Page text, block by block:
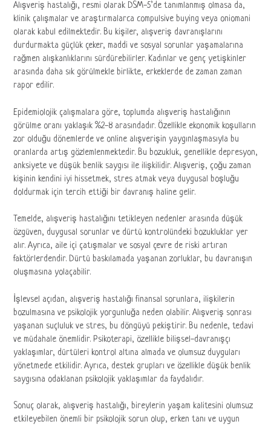
Alışveriş hastalığı, resmi olarak DSM-5’de tanımlanmış olmasa da,
klinik çalışmalar ve araştırmalarca compulsive buying veya oniomani
olarak kabul edilmektedir. Bu kişiler, alışveriş davranışlarını
durdurmakta güçlük çeker, maddi ve sosyal sorunlar yaşamalarına
rağmen alışkanlıklarını sürdürebilirler. Kadınlar ve genç yetişkinler
arasında daha sık görülmekle birlikte, erkeklerde de zaman zaman
rapor edilir.
Epidemiolojik çalışmalara göre, toplumda alışveriş hastalığının
görülme oranı yaklaşık %2-8 arasındadır. Özellikle ekonomik koşulların
zor olduğu dönemlerde ve online alışverişin yaygınlaşmasıyla bu
oranlarda artış gözlemlenmektedir. Bu bozukluk, genellikle depresyon,
anksiyete ve düşük benlik saygısı ile ilişkilidir. Alışveriş, çoğu zaman
kişinin kendini iyi hissetmek, stres atmak veya duygusal boşluğu
doldurmak için tercih ettiği bir davranış haline gelir.
Temelde, alışveriş hastalığını tetikleyen nedenler arasında düşük
özgüven, duygusal sorunlar ve dürtü kontrolündeki bozukluklar yer
alır. Ayrıca, aile içi çatışmalar ve sosyal çevre de riski artıran
faktörlerdendir. Dürtü baskılamada yaşanan zorluklar, bu davranışın
oluşmasına yolaçabilir.
İşlevsel açıdan, alışveriş hastalığı finansal sorunlara, ilişkilerin
bozulmasına ve psikolojik yorgunluğa neden olabilir. Alışveriş sonrası
yaşanan suçluluk ve stres, bu döngüyü pekiştirir. Bu nedenle, tedavi
ve müdahale önemlidir. Psikoterapi, özellikle bilişsel-davranışçı
yaklaşımlar, dürtüleri kontrol altına almada ve olumsuz duyguları
yönetmede etkilidir. Ayrıca, destek grupları ve özellikle düşük benlik
saygısına odaklanan psikolojik yaklaşımlar da faydalıdır.
Sonuç olarak, alışveriş hastalığı, bireylerin yaşam kalitesini olumsuz
etkileyebilen önemli bir psikolojik sorun olup, erken tanı ve uygun